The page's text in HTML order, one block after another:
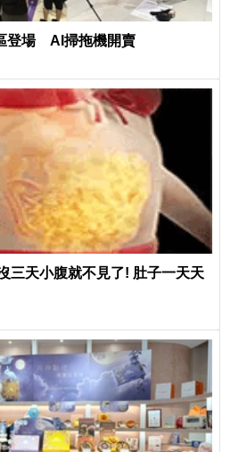
登場 AI掃拖機開賣
三天小腹就不見了! 肚子一天天